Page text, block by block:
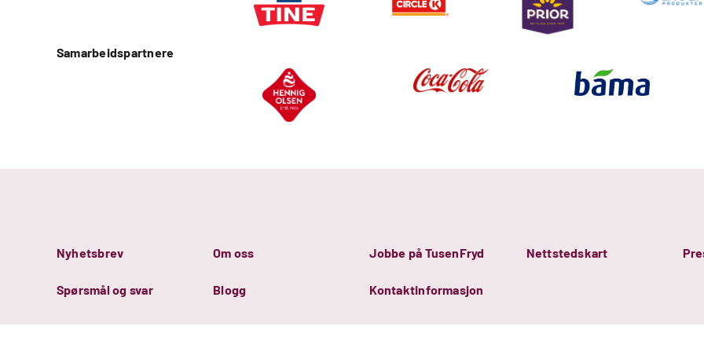
Samarbeidspartnere
Nyhetsbrev Om oss Jobbe på TusenFryd Nettstedskart
Spørsmål og svar Blogg Kontaktinformasjon